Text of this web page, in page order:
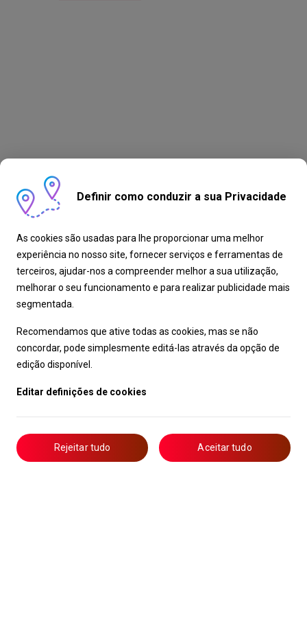
Definir como conduzir a sua Privacidade
As cookies são usadas para lhe proporcionar uma melhor
experiência no nosso site, fornecer serviços e ferramentas de
terceiros, ajudar-nos a compreender melhor a sua utilização,
melhorar o seu funcionamento e para realizar publicidade mais
segmentada.
Recomendamos que ative todas as cookies, mas se não
concordar, pode simplesmente editá-las através da opção de
edição disponível.
Editar definições de cookies
Rejeitar tudo Aceitar tudo